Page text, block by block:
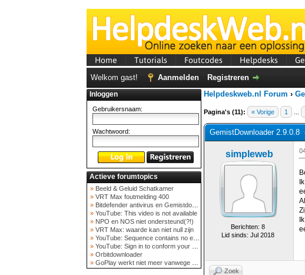
Home Tutorials Foutcodes Helpdesks
Welkom gast! Aanmelden Registreren
Inloggen
Gebruikersnaam:
Wachtwoord:
Actieve forumtopics
» Beeld & Geluid Schatkamer
» VRT Max foutmelding 400
» Bitdefender antivirus en Gemistdowloader
» YouTube: This video is not available
» NPO en NOS niet ondersteund(?!)
» VRT Max: waarde kan niet null zijn
» YouTube: Sequence contains no elements
» YouTube: Sign in to conform your not a bot
» Orbitdownloader
» GoPlay werkt niet meer vanwege nieuwe webadres
Helpdeskweb.nl Forum ›
Pagina's (11): « Vorige 1
GemistDownloader 2.9.0.8
simpleweb
Berichten: 8
Lid sinds: Jul 2018
Zoek